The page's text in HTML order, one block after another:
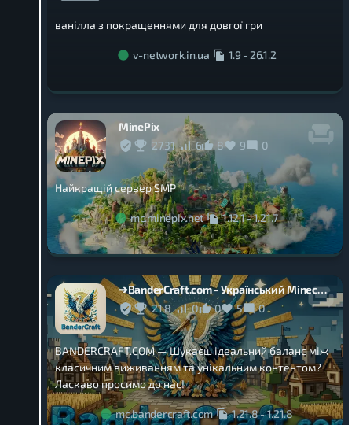
ванілла з покращеннями для довгої гри
v-network.in.ua 1.9 - 26.1.2
MinePix
27,31
6 8 9 0
Найкращій сервер SMP
mc.minepix.net 1.12.1-1.21.7
➔BanderCraft.com - Український Minecraft сервер✙
21,8
0 0 5 0
BANDERCRAFT.COM — Шукаєш ідеальний баланс між
класичним виживанням та унікальним контентом?
Ласкаво просимо до нас!
mc.bandercraft.com 1.21.8-1.21.8